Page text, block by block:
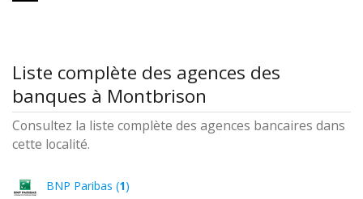
Liste complète des agences des
banques à Montbrison
Consultez la liste complète des agences bancaires dans
cette localité.
BNP Paribas (1)